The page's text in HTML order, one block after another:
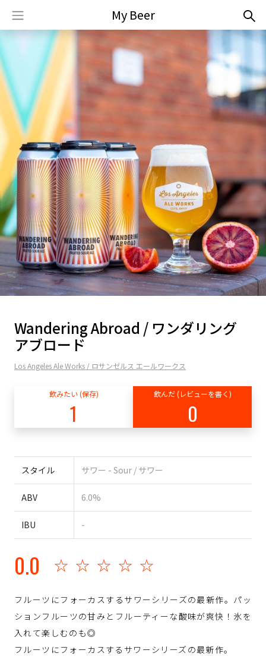
My Beer
Wandering Abroad / ワンダリング
アブロード
Los Angeles Ale Works / ロサンゼルス エールワークス
飲みたい (保存)
1
飲んだ (レビューを書く)
0
スタイル サワー - Sour / サワー
ABV 6.0%
IBU -
0.0 ☆☆☆☆☆
フルーツにフォーカスするサワーシリーズの最新作。パッ
ションフルーツの甘みとフルーティーな酸味が爽快！氷を
入れて楽しむのも◎
フルーツにフォーカスするサワーシリーズの最新作。